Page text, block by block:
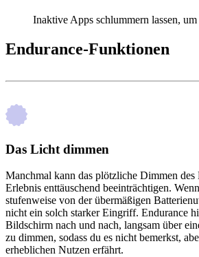
Inaktive Apps schlummern lassen,
Endurance-Funktionen
Das Licht dimmen
Manchmal kann das plötzliche Dimmen
Erlebnis enttäuschend beeinträchtigen.
stufenweise von der übermäßigen
nicht ein solch starker Eingriff. Endurance
Bildschirm nach und nach, langsam über
zu dimmen, sodass du es nicht bemerkst,
erheblichen Nutzen erfährt.